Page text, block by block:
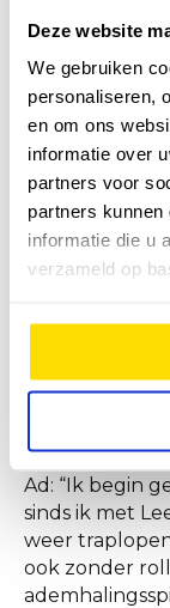
Deze website
We gebruiken
personaliseren,
en om ons
informatie over
partners voor
partners
informatie die u
verzameld op
Zo werken
Leendert
ontwikkeld.
is zijn kennis
resultaten
Ad: “Ik begin
sinds ik met
weer
ook zonder